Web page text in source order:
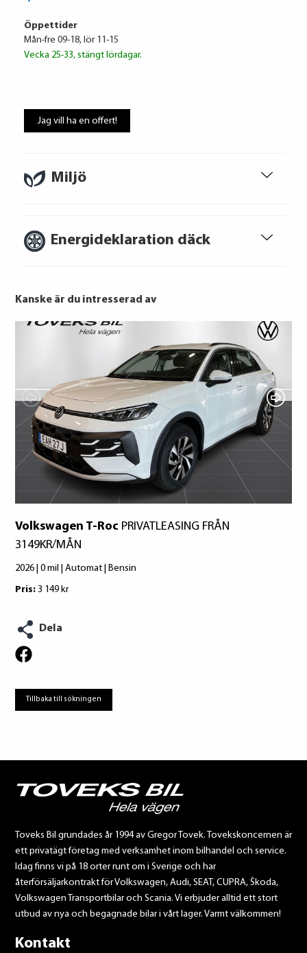
Miljö
Energideklaration däck
Michelin
Bridgestone
Bridgestone
Hankook
Continental
Michelin
Uppläggningsavgift
Administrationskostnad
Att låna kostar pengar!
Om du inte kan betala tillbaka skulden i
tid riskerar du en betalningsanmärkning,
Det kan leda till svårigheter att få hyra
bostad, teckna abonnemang och få nya
lån. För stöd, vänd dig till budget- och
skuldrådgivare i din kommun.
Konsumentuppgifter finns på
konsumentverket.se
Öppettider
Mån-fre 09-18, lör 11-15
Vecka 25-33, stängt lördagar.
Jag vill ha en offert!
Kanske är du intresserad av
Volkswagen T-Roc PRIVATLEASING FRÅN
3149KR/MÅN
2026 | 0 mil | Automat | Bensin
Pris: 3 149 kr
Dela
Tillbaka till sökningen
Toveks Bil grundades år 1994 av Gregor Tovek. Tovekskoncernen är
ett privatägt företag med verksamhet inom bilhandel och service.
Idag finns vi på 18 orter runt om i Sverige och har
återförsäljarkontrakt för Volkswagen, Audi, SEAT, CUPRA, Škoda,
Volkswagen Transportbilar och Scania. Vi erbjuder alltid ett stort
utbud av nya och begagnade bilar i vårt lager. Varmt välkommen!
Kontakt